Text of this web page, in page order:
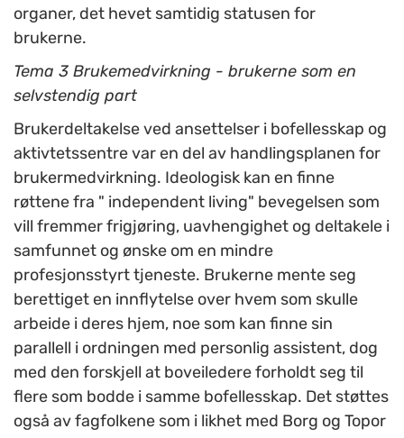
organer, det hevet samtidig statusen for
brukerne.
Tema 3 Brukemedvirkning - brukerne som en
selvstendig part
Brukerdeltakelse ved ansettelser i bofellesskap og
aktivtetssentre var en del av handlingsplanen for
brukermedvirkning. Ideologisk kan en finne
røttene fra " independent living" bevegelsen som
vill fremmer frigjøring, uavhengighet og deltakele i
samfunnet og ønske om en mindre
profesjonsstyrt tjeneste. Brukerne mente seg
berettiget en innflytelse over hvem som skulle
arbeide i deres hjem, noe som kan finne sin
parallell i ordningen med personlig assistent, dog
med den forskjell at boveiledere forholdt seg til
flere som bodde i samme bofellesskap. Det støttes
også av fagfolkene som i likhet med Borg og Topor